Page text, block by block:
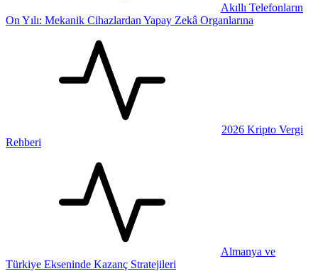
Akıllı Telefonların
On Yılı: Mekanik Cihazlardan Yapay Zekâ Organlarına
2026 Kripto Vergi
Rehberi
Almanya ve
Türkiye Ekseninde Kazanç Stratejileri